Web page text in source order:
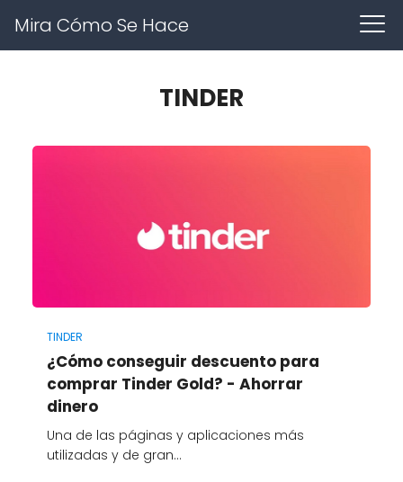
Mira Cómo Se Hace
TINDER
TINDER
¿Cómo conseguir descuento para
comprar Tinder Gold? - Ahorrar
dinero
Una de las páginas y aplicaciones más
utilizadas y de gran…